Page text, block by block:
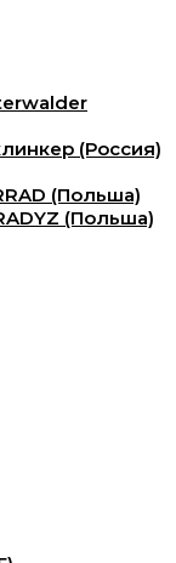
(Россия)
(Польша)
(Польша)